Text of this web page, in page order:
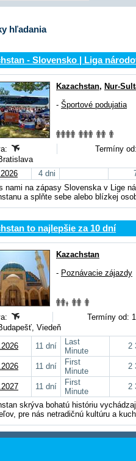
hľadania
- Slovensko | Liga
Kazachstan, Nur-
- Športové podujatia
Termíny
4 dni
nami na zápasy Slovenska v Lige
a splňte sebe alebo blízkej
to najlepšie za 10 dní
Kazachstan
- Poznávacie zájazdy
Termíny od:
Viedeň
11 dní
Last
Minute
2
11 dní
First
Minute
2
11 dní
First
Minute
2
skrýva bohatú históriu
pre nás netradičnú kultúru a